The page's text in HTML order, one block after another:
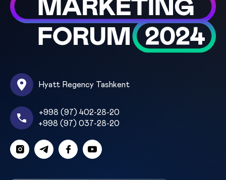
Hyatt Regency Tashkent
+998 (97) 402-28-20
+998 (97) 037-28-20